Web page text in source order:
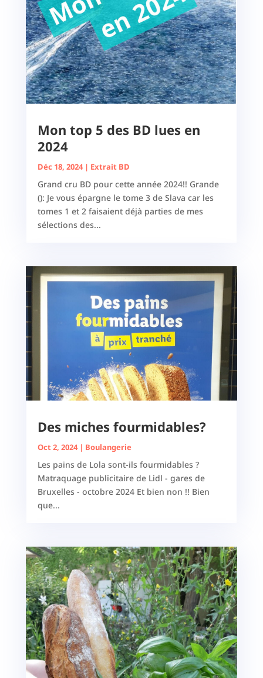
Mon top 5 des BD lues en
2024
Déc 18, 2024| Extrait BD
Grand cru BD pour cette année 2024!! Grande
(): Je vous épargne le tome 3 de Slava car les
tomes 1 et 2 faisaient déjà parties de mes
sélections des...
Des miches fourmidables?
Oct 2, 2024| Boulangerie
Les pains de Lola sont-ils fourmidables ?
Matraquage publicitaire de Lidl - gares de
Bruxelles - octobre 2024 Et bien non !! Bien
que...